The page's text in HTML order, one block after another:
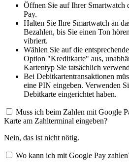
Öffnen Sie auf Ihrer Smartwatch
Pay.
Halten Sie Ihre Smartwatch an
Bezahlen, bis Sie einen Ton
vibriert.
Wählen Sie auf die
Option "Kreditkarte" aus,
Kartentyp Sie tatsächlich
Bei Debitkartentransaktionen
eine PIN eingeben. Verwenden
Debitkarte eingerichtet haben.
Muss ich beim Zahlen mit Google
Karte am Zahlterminal eingeben?
Nein, das ist nicht nötig.
Wo kann ich mit Google Pay